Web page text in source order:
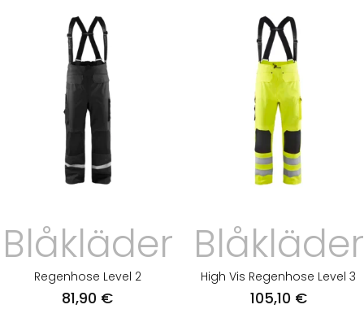
Blåkläder
Regenhose Level 2
81,90 €
Blåkläder
High Vis Regenhose Level 3
105,10 €